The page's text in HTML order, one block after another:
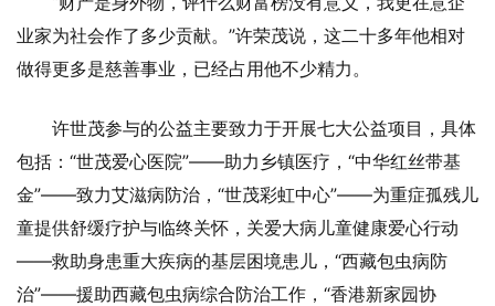
业家为社会作了多少贡献。”许荣茂说，这二十多年他相对
做得更多是慈善事业，已经占用他不少精力。
许世茂参与的公益主要致力于开展七大公益项目，具体
包括：“世茂爱心医院”——助力乡镇医疗，“中华红丝带基
金”——致力艾滋病防治，“世茂彩虹中心”——为重症孤残儿
童提供舒缓疗护与临终关怀，关爱大病儿童健康爱心行动
——救助身患重大疾病的基层困境患儿，“西藏包虫病防
治”——援助西藏包虫病综合防治工作，“香港新家园协